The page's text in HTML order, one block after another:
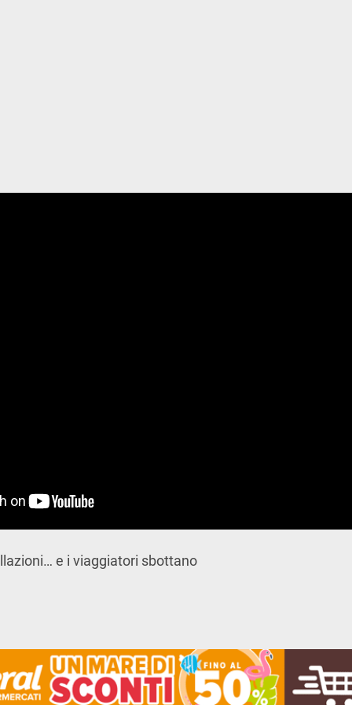
e i viaggiatori sbottano